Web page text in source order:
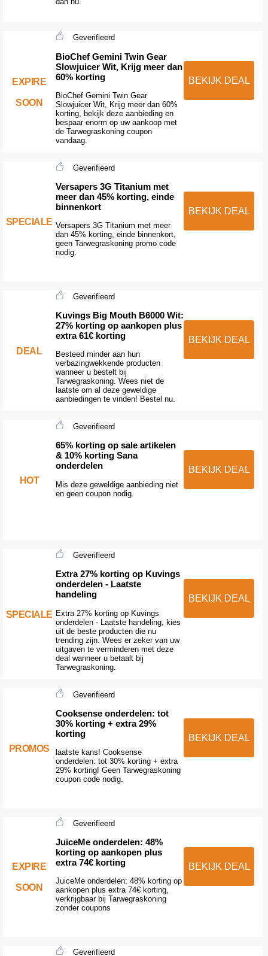
EXPIRE
SOON
Geverifieerd
BioChef Gemini Twin Gear
Slowjuicer Wit, Krijg meer dan
60% korting
BioChef Gemini Twin Gear
Slowjuicer Wit, Krijg meer dan 60%
korting, bekijk deze aanbieding en
bespaar enorm op uw aankoop met
de Tarwegraskoning coupon
vandaag.
BEKIJK DEAL
SPECIALE
Geverifieerd
Versapers 3G Titanium met
meer dan 45% korting, einde
binnenkort
Versapers 3G Titanium met meer
dan 45% korting, einde binnenkort,
geen Tarwegraskoning promo code
nodig.
BEKIJK DEAL
DEAL
Geverifieerd
Kuvings Big Mouth B6000 Wit:
27% korting op aankopen plus
extra 61€ korting
Besteed minder aan hun
verbazingwekkende producten
wanneer u bestelt bij
Tarwegraskoning. Wees niet de
laatste om al deze geweldige
aanbiedingen te vinden! Bestel nu.
BEKIJK DEAL
HOT
Geverifieerd
65% korting op sale artikelen
& 10% korting Sana
onderdelen
Mis deze geweldige aanbieding niet
en geen coupon nodig.
BEKIJK DEAL
SPECIALE
Geverifieerd
Extra 27% korting op Kuvings
onderdelen - Laatste
handeling
Extra 27% korting op Kuvings
onderdelen - Laatste handeling, kies
uit de beste producten die nu
trending zijn. Wees er zeker van uw
uitgaven te verminderen met deze
deal wanneer u betaalt bij
Tarwegraskoning.
BEKIJK DEAL
PROMOS
Geverifieerd
Cooksense onderdelen: tot
30% korting + extra 29%
korting
laatste kans! Cooksense
onderdelen: tot 30% korting + extra
29% korting! Geen Tarwegraskoning
coupon code nodig.
BEKIJK DEAL
EXPIRE
SOON
Geverifieerd
JuiceMe onderdelen: 48%
korting op aankopen plus
extra 74€ korting
JuiceMe onderdelen: 48% korting op
aankopen plus extra 74€ korting,
verkrijgbaar bij Tarwegraskoning
zonder coupons
BEKIJK DEAL
Geverifieerd